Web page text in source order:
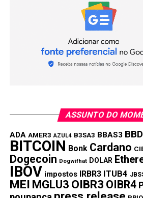
ASSUNTO DO
ADA AMER3 AZUL4 B3SA3 BBAS3
BITCOIN Bonk Cardano
Dogecoin Dogwifhat DOLAR
IBOV impostos IRBR3 ITUB4
MEI MGLU3 OIBR3 OIBR4